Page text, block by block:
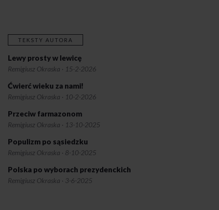
TEKSTY AUTORA
Lewy prosty w lewicę
Remigiusz Okraska · 15-2-2026
Ćwierć wieku za nami!
Remigiusz Okraska · 10-2-2026
Przeciw farmazonom
Remigiusz Okraska · 13-10-2025
Populizm po sąsiedzku
Remigiusz Okraska · 8-10-2025
Polska po wyborach prezydenckich
Remigiusz Okraska · 3-6-2025